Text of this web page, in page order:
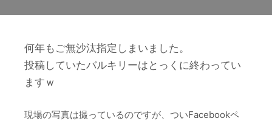
何年もご無沙汰指定しまいました。
投稿していたバルキリーはとっくに終わってい
ますｗ
現場の写真は撮っているのですが、ついFacebookペ